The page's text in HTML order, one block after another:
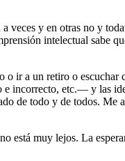
veces y en otras no y
intelectual sabe
ir a un retiro o escuchar
e incorrecto, etc.― y las
de todo y de todos. Me
está muy lejos. La